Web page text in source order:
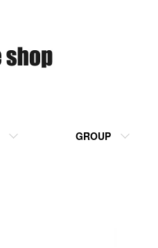
GROUP